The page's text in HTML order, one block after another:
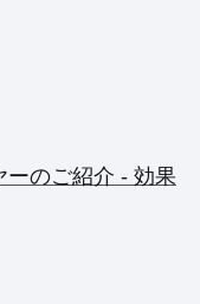
のご紹介 - 効果